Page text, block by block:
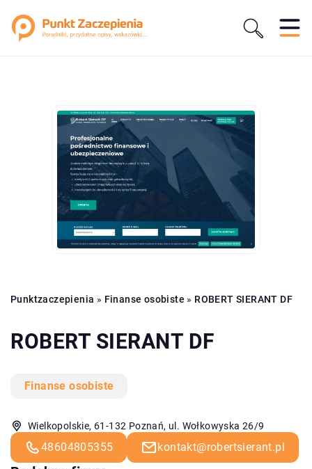
Punktzaczepienia » Finanse osobiste » ROBERT SIERANT DF
ROBERT SIERANT DF
Finanse osobiste
Wielkopolskie, 61-132 Poznań, ul. Wołkowyska 26/9
48604805355 kontakt@robertsierant.pl